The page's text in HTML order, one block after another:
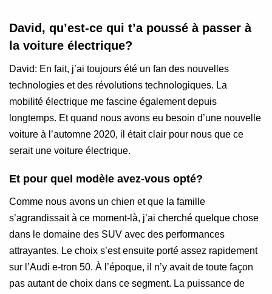
David, qu’est-ce qui t’a poussé à passer à
la voiture électrique?
David: En fait, j’ai toujours été un fan des nouvelles
technologies et des révolutions technologiques. La
mobilité électrique me fascine également depuis
longtemps. Et quand nous avons eu besoin d’une nouvelle
voiture à l’automne 2020, il était clair pour nous que ce
serait une voiture électrique.
Et pour quel modèle avez-vous opté?
Comme nous avons un chien et que la famille
s’agrandissait à ce moment-là, j’ai cherché quelque chose
dans le domaine des SUV avec des performances
attrayantes. Le choix s’est ensuite porté assez rapidement
sur l’Audi e-tron 50. À l’époque, il n’y avait de toute façon
pas autant de choix dans ce segment. La puissance de